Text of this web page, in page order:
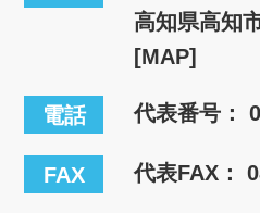
高知県高知
[MAP]
電話 代表番号：
FAX 代表FAX：